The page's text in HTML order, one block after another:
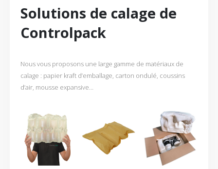
Solutions de calage de
Controlpack
Nous vous proposons une large gamme de matériaux de
calage : papier kraft d’emballage, carton ondulé, coussins
d’air, mousse expansive…